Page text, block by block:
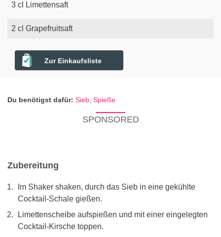
3 cl Limettensaft
2 cl Grapefruitsaft
Zur Einkaufsliste
Du benötigst dafür: Sieb, Spieße
SPONSORED
Zubereitung
Im Shaker shaken, durch das Sieb in eine gekühlte
Cocktail-Schale gießen.
Limettenscheibe aufspießen und mit einer eingelegten
Cocktail-Kirsche toppen.